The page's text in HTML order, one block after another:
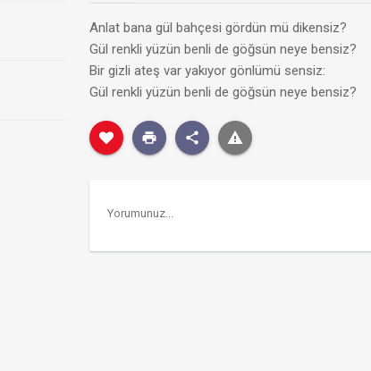
Anlat bana gül bahçesi gördün mü dikensiz?
Gül renkli yüzün benli de göğsün neye bensiz?
Bir gizli ateş var yakıyor gönlümü sensiz:
Gül renkli yüzün benli de göğsün neye bensiz?